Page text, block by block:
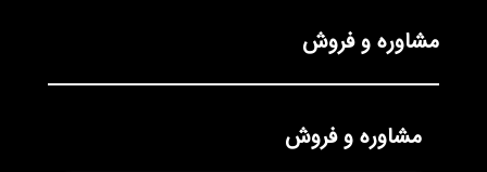
مشاوره و فروش
مشاوره و فروش